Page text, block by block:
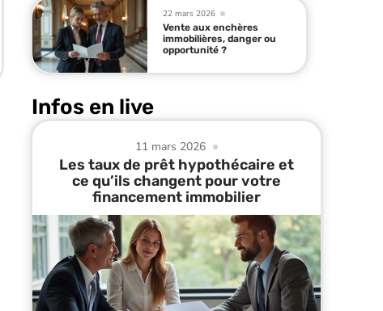
22 mars 2026
Vente aux enchères
immobilières, danger ou
opportunité ?
Infos en live
11 mars 2026
Les taux de prêt hypothécaire et
ce qu’ils changent pour votre
financement immobilier